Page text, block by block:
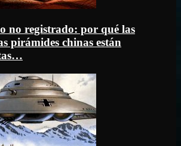
no registrado: por qué las
pirámides chinas están